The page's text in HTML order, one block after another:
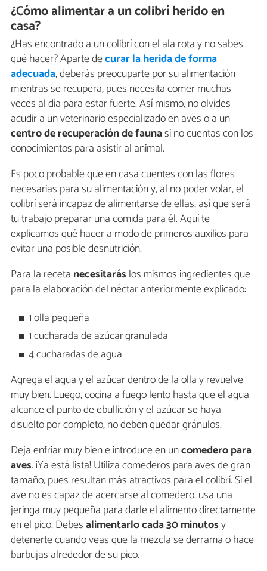
¿Cómo alimentar a un colibrí herido en
casa?
¿Has encontrado a un colibrí con el ala rota y no sabes
qué hacer? Aparte decurar la herida de forma
adecuada, deberás preocuparte por su alimentación
mientras se recupera, pues necesita comer muchas
veces al día para estar fuerte. Así mismo, no olvides
acudir a un veterinario especializado en aves o a un
centro de recuperación de faunasi no cuentas con los
conocimientos para asistir al animal.
Es poco probable que en casa cuentes con las flores
necesarias para su alimentación y, al no poder volar, el
colibrí será incapaz de alimentarse de ellas, así que será
tu trabajo preparar una comida para él. Aquí te
explicamos qué hacer a modo de primeros auxilios para
evitar una posible desnutrición.
Para la receta necesitarás los mismos ingredientes que
para la elaboración del néctar anteriormente explicado:
1 olla pequeña
1 cucharada de azúcar granulada
4 cucharadas de agua
Agrega el agua y el azúcar dentro de la olla y revuelve
muy bien. Luego, cocina a fuego lento hasta que el agua
alcance el punto de ebullición y el azúcar se haya
disuelto por completo, no deben quedar gránulos.
Deja enfriar muy bien e introduce en uncomedero para
aves. ¡Ya está lista! Utiliza comederos para aves de gran
tamaño, pues resultan más atractivos para el colibrí. Si el
ave no es capaz de acercarse al comedero, usa una
jeringa muy pequeña para darle el alimento directamente
en el pico. Debesalimentarlo cada 30 minutosy
detenerte cuando veas que la mezcla se derrama o hace
burbujas alrededor de su pico.